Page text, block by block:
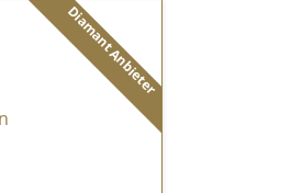
Diamant Anbieter